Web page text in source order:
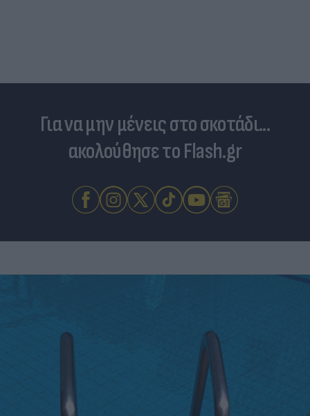
Για να μην μένεις στο σκοτάδι...
ακολούθησε το Flash.gr